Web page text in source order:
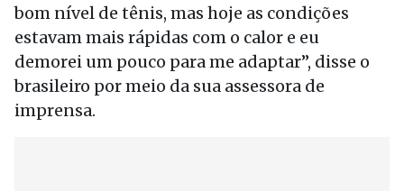
bom nível de tênis, mas hoje as condições
estavam mais rápidas com o calor e eu
demorei um pouco para me adaptar”, disse o
brasileiro por meio da sua assessora de
imprensa.